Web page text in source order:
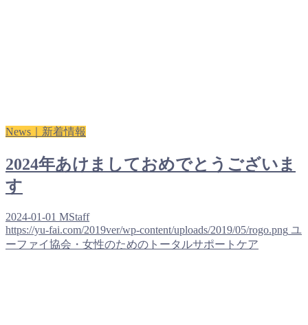
News｜新着情報
2024年あけましておめでとうございま
す
2024-01-01 MStaff
https://yu-fai.com/2019ver/wp-content/uploads/2019/05/rogo.png ユ
ーファイ協会・女性のためのトータルサポートケア